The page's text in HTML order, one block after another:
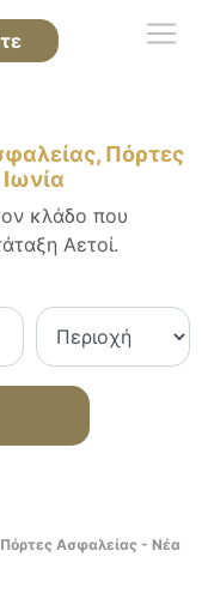
Πόρτες
κλάδο που
Αετοί.
Ασφαλείας - Νέα